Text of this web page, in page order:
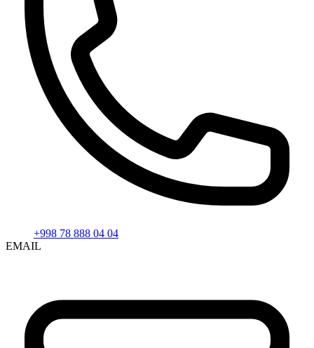
+998 78 888 04 04
EMAIL